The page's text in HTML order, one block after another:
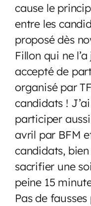
cause le
entre les
proposé dès
Fillon qui ne
accepté de
organisé par
candidats !
participer
avril par BFM
candidats,
sacrifier une
peine 15
Pas de